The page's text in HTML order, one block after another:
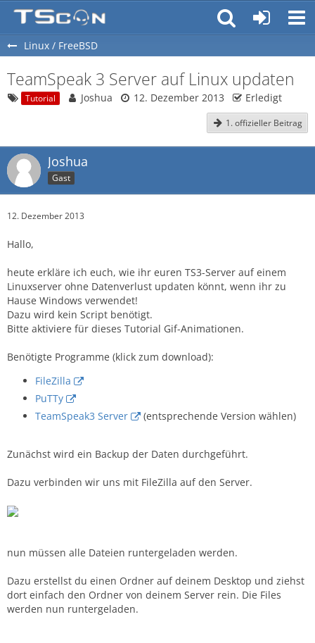
Linux / FreeBSD
TeamSpeak 3 Server auf Linux updaten
Tutorial Joshua 12. Dezember 2013 Erledigt
1. offizieller Beitrag
Joshua
Gast
12. Dezember 2013
Hallo,
heute erkläre ich euch, wie ihr euren TS3-Server auf einem
Linuxserver ohne Datenverlust updaten könnt, wenn ihr zu
Hause Windows verwendet!
Dazu wird kein Script benötigt.
Bitte aktiviere für dieses Tutorial Gif-Animationen.
Benötigte Programme (klick zum download):
FileZilla
PuTTy
TeamSpeak3 Server
(entsprechende Version wählen)
Zunächst wird ein Backup der Daten durchgeführt.
Dazu verbinden wir uns mit FileZilla auf den Server.
nun müssen alle Dateien runtergeladen werden.
Dazu erstellst du einen Ordner auf deinem Desktop und ziehst
dort einfach den Ordner von deinem Server rein. Die Files
werden nun runtergeladen.